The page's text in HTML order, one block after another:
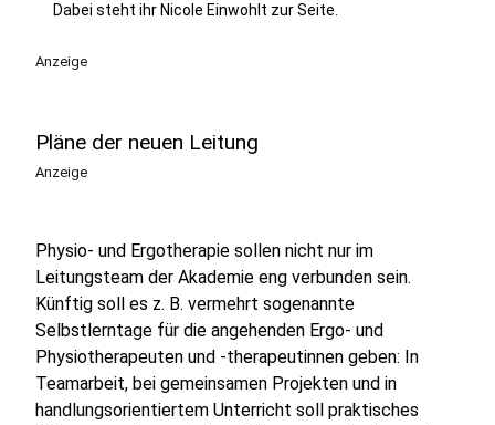
Dabei steht ihr Nicole Einwohlt zur Seite.
Anzeige
Pläne der neuen Leitung
Anzeige
Physio- und Ergotherapie sollen nicht nur im
Leitungsteam der Akademie eng verbunden sein.
Künftig soll es z. B. vermehrt sogenannte
Selbstlerntage für die angehenden Ergo- und
Physiotherapeuten und -therapeutinnen geben: In
Teamarbeit, bei gemeinsamen Projekten und in
handlungsorientiertem Unterricht soll praktisches